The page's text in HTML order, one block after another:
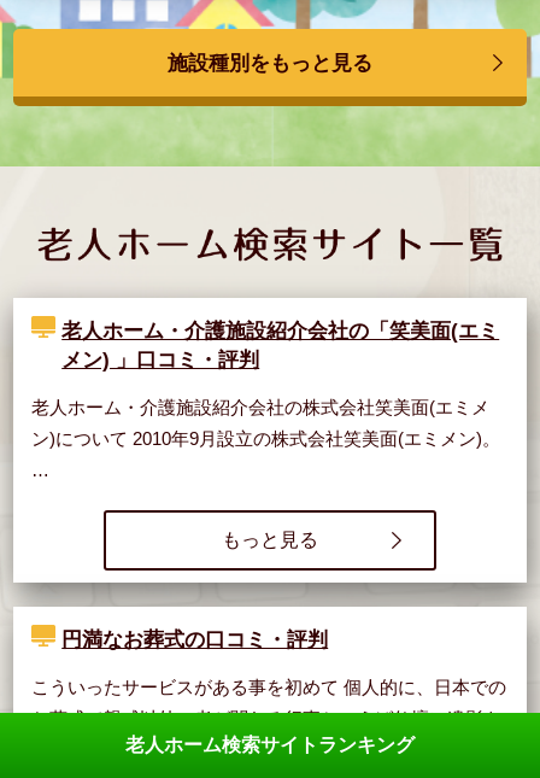
施設種別をもっと見る
老人ホーム・介護施設紹介会社の「笑美面(エミ
メン) 」口コミ・評判
老人ホーム・介護施設紹介会社の株式会社笑美面(エミメ
ン)について 2010年9月設立の株式会社笑美面(エミメン)。
…
もっと見る
円満なお葬式の口コミ・評判
こういったサービスがある事を初めて 個人的に、日本での
お葬式で親戚以外の者が関わる行事といえば仏壇に遺影を
飾り、僧侶に…老人ホーム検索サイトランキング